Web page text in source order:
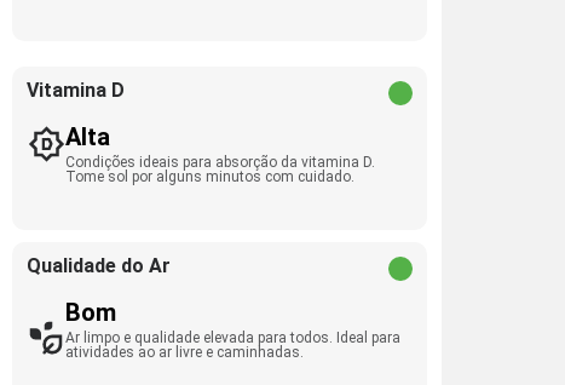
Vitamina D
Alta
Condições ideais para absorção da vitamina D.
Tome sol por alguns minutos com cuidado.
Qualidade do Ar
Bom
Ar limpo e qualidade elevada para todos. Ideal para
atividades ao ar livre e caminhadas.